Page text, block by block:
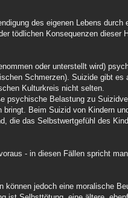
des eigenen Lebens durch
tödlichen Konsequenzen dieser
oder unterstellt wird)
Schmerzen). Suizide gibt es
Kulturkreis nicht selten.
psychische Belastung zu
Beim Suizid von Kindern
die das Selbstwertgefühl des
- in diesen Fällen spricht
jedoch eine moralische